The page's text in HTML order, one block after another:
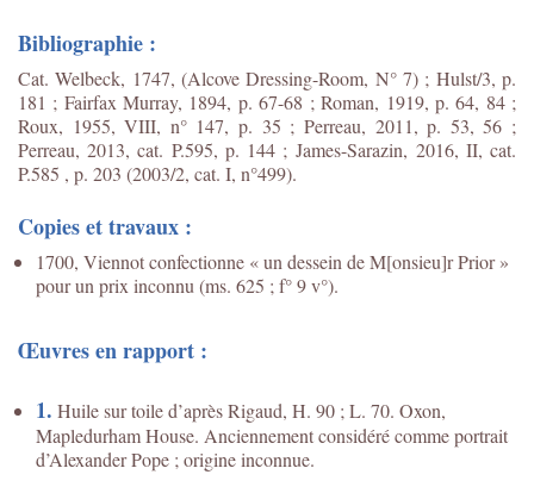
Bibliographie :
Cat. Welbeck, 1747, (Alcove Dressing-Room, N° 7) ; Hulst/3, p.
181 ; Fairfax Murray, 1894, p. 67-68 ; Roman, 1919, p. 64, 84 ;
Roux, 1955, VIII, n° 147, p. 35 ; Perreau, 2011, p. 53, 56 ;
Perreau, 2013, cat. P.595, p. 144 ;James-Sarazin, 2016, II, cat.
P.585 , p. 203 (2003/2, cat. I, n°499).
Copies et travaux :
1700, Viennot confectionne « un dessein de M[onsieu]r Prior »
pour un prix inconnu (ms. 625 ; f° 9 v°).
Œuvres en rapport :
1. Huile sur toile d’après Rigaud, H. 90 ; L. 70. Oxon,
Mapledurham House. Anciennement considéré comme portrait
d’Alexander Pope ; origine inconnue.